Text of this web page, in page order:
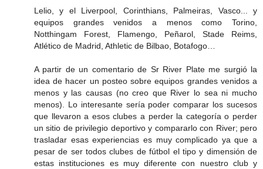
Lelio, y el Liverpool, Corinthians, Palmeiras, Vasco... y
equipos grandes venidos a menos como Torino,
Notthingam Forest, Flamengo, Peñarol, Stade Reims,
Atlético de Madrid, Athletic de Bilbao, Botafogo…
A partir de un comentario de Sr River Plate me surgió la
idea de hacer un posteo sobre equipos grandes venidos a
menos y las causas (no creo que River lo sea ni mucho
menos). Lo interesante sería poder comparar los sucesos
que llevaron a esos clubes a perder la categoría o perder
un sitio de privilegio deportivo y compararlo con River; pero
trasladar esas experiencias es muy complicado ya que a
pesar de ser todos clubes de fútbol el tipo y dimensión de
estas instituciones es muy diferente con nuestro club y